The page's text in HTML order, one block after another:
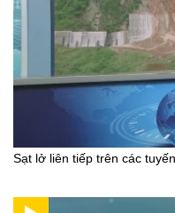
Sạt lở liên tiếp trên các